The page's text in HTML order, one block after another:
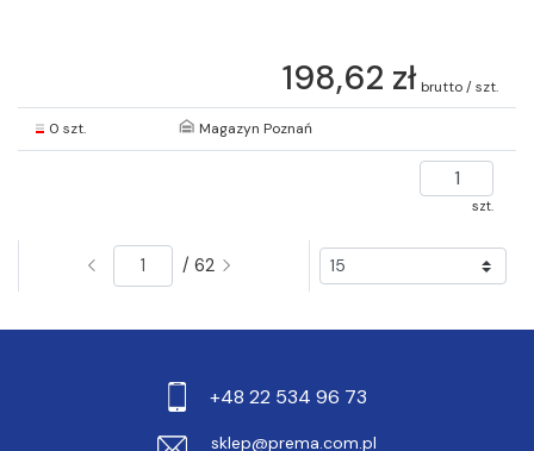
198,62 zł brutto / szt.
0 szt. Magazyn Poznań
szt.
/ 62
+48 22 534 96 73
sklep@prema.com.pl